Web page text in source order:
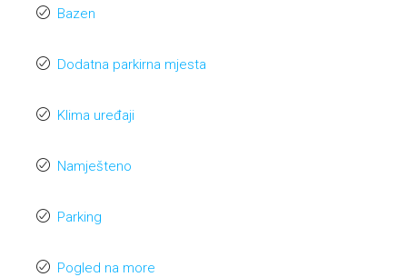
Bazen
Dodatna parkirna mjesta
Klima uređaji
Namješteno
Parking
Pogled na more